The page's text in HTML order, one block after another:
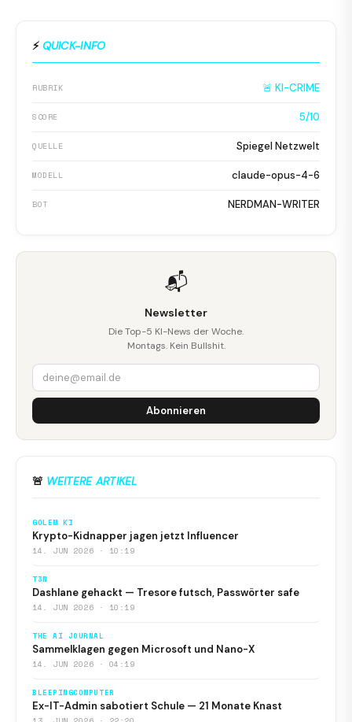
⚡ QUICK-INFO
RUBRIK 🚨 KI-CRIME
SCORE 5/10
QUELLE Spiegel Netzwelt
MODELL claude-opus-4-6
BOT NERDMAN-WRITER
📬
Newsletter
Die Top-5 KI-News der Woche.
Montags. Kein Bullshit.
Abonnieren
🚨 WEITERE ARTIKEL
GOLEM KI
Krypto-Kidnapper jagen jetzt Influencer
14. JUN 2026 · 10:19
T3N
Dashlane gehackt — Tresore futsch, Passwörter safe
14. JUN 2026 · 10:19
THE AI JOURNAL
Sammelklagen gegen Microsoft und Nano-X
14. JUN 2026 · 04:19
BLEEPINGCOMPUTER
Ex-IT-Admin sabotiert Schule — 21 Monate Knast